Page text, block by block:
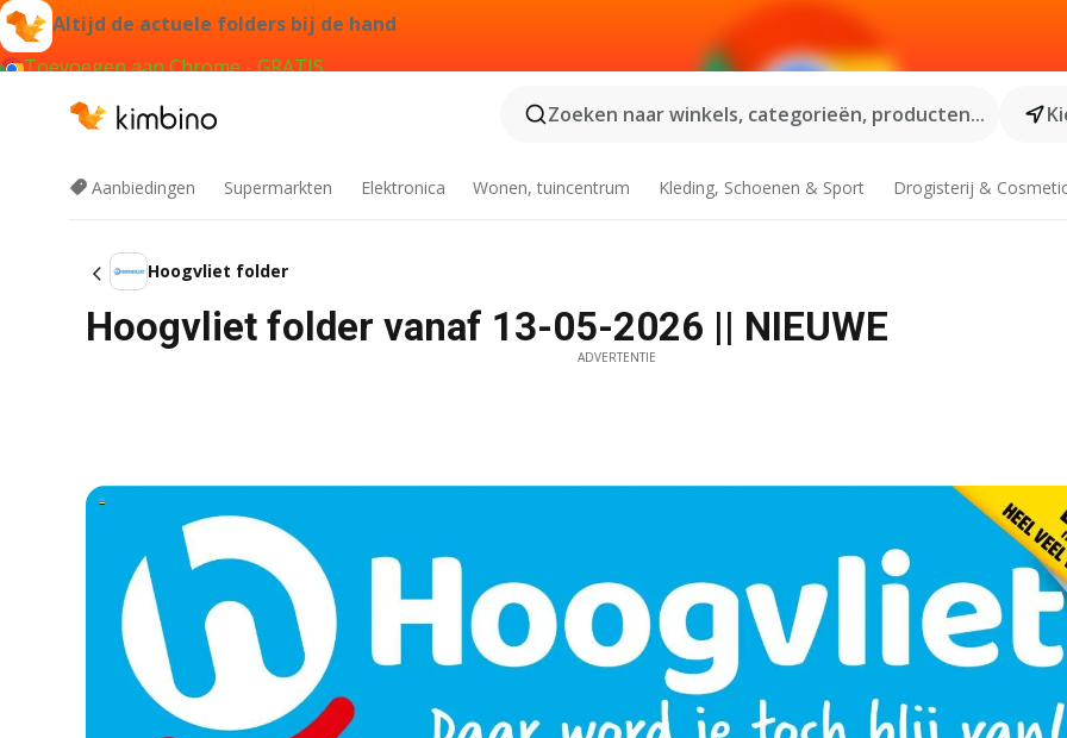
Altijd de actuele folders bij de hand
Toevoegen aan Chrome - GRATIS
Zoeken naar winkels, categorieën, producten...
Aanbiedingen Supermarkten Elektronica Wonen, tuincentrum Kleding, Schoenen & Sport Drogisterij &
Hoogvliet folder
Hoogvliet folder vanaf 13-05-2026 || NIEUWE
ADVERTENTIE